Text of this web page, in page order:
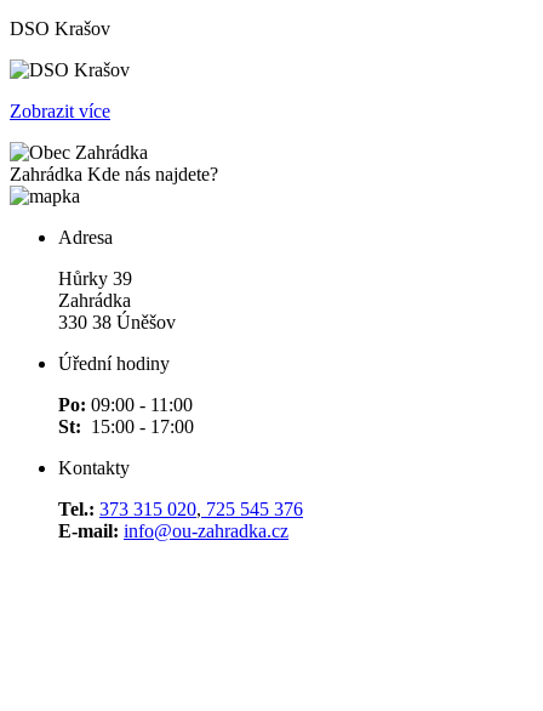
DSO Krašov
Zobrazit více
Zahrádka Kde nás najdete?
Adresa
Hůrky 39
Zahrádka
330 38 Úněšov
Úřední hodiny
Po: 09:00 - 11:00
St: 15:00 - 17:00
Kontakty
Tel.: 373 315 020, 725 545 376
E-mail: info@ou-zahradka.cz